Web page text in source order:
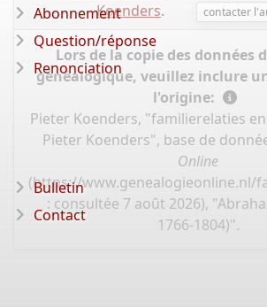
Koenders. contacter
Lors de la copie des données
généalogique, veuillez inclure
l'origine:
Pieter Koenders, "familierelaties
Pieter Koenders", base de
Online
(https://www.genealogieonline.nl/
: consultée 7 août 2026),
1766-1804)".
Abonnement
Question/réponse
Renonciation
Bulletin
Contact